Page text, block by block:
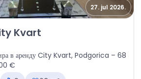
27. jul 2026.
Podgorica, City Kvart
Kvart
в аренду City Kvart, Podgorica – 68
€